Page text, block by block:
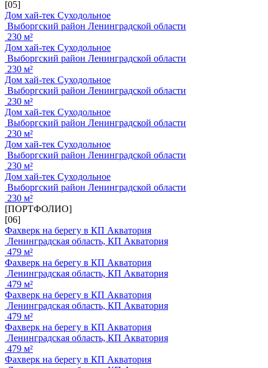
[05]
Дом хай-тек Суходольное
Выборгский район Ленинградской области
230 м²
Дом хай-тек Суходольное
Выборгский район Ленинградской области
230 м²
Дом хай-тек Суходольное
Выборгский район Ленинградской области
230 м²
Дом хай-тек Суходольное
Выборгский район Ленинградской области
230 м²
Дом хай-тек Суходольное
Выборгский район Ленинградской области
230 м²
Дом хай-тек Суходольное
Выборгский район Ленинградской области
230 м²
[ПОРТФОЛИО]
[06]
Фахверк на берегу в КП Акватория
Ленинградская область, КП Акватория
479 м²
Фахверк на берегу в КП Акватория
Ленинградская область, КП Акватория
479 м²
Фахверк на берегу в КП Акватория
Ленинградская область, КП Акватория
479 м²
Фахверк на берегу в КП Акватория
Ленинградская область, КП Акватория
479 м²
Фахверк на берегу в КП Акватория